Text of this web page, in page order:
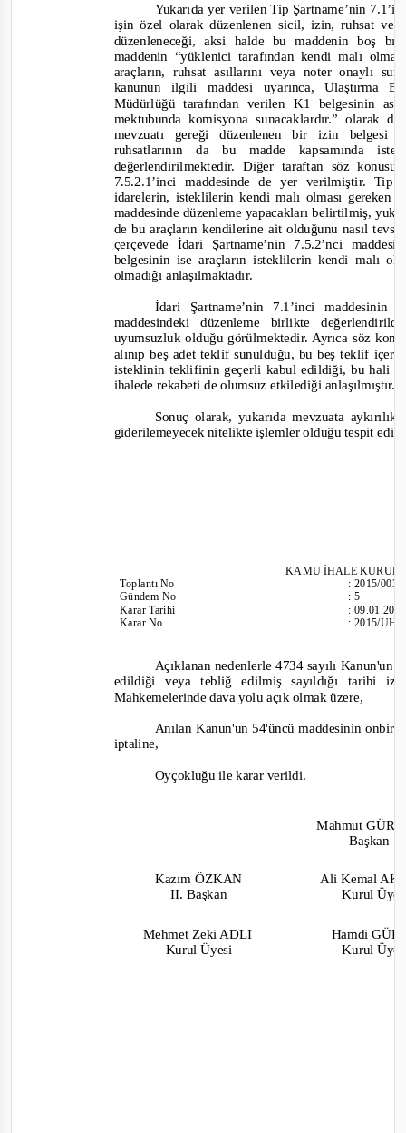
Yukarıda yer verilen Tip Şartname’nin
işin özel olarak düzenlenen sicil, izin, ruhsat ve
düzenleneceği, aksi halde bu maddenin boş
maddenin “yüklenici tarafından kendi malı
araçların, ruhsat asıllarını veya noter onaylı
kanunun ilgili maddesi uyarınca, Ulaştırma
Müdürlüğü tarafından verilen K1 belgesinin
mektubunda komisyona sunacaklardır.”olarak
mevzuatı gereği düzenlenen bir izin belgesi
ruhsatlarının da bu madde kapsamında
değerlendirilmektedir. Diğer taraftan söz konusu
7.5.2.1’inci maddesinde de yer verilmiştir.
idarelerin, isteklilerin kendi malı olması
maddesinde düzenleme yapacakları belirtilmiş,
de bu araçların kendilerine ait olduğunu nasıl
çerçevede İdari Şartname’nin 7.5.2’nci
belgesinin ise araçların isteklilerin kendi malı
olmadığı anlaşılmaktadır.
İdari Şartname’nin 7.1’inci
maddesindeki düzenleme birlikte
uyumsuzluk olduğu görülmektedir. Ayrıca söz
alınıp beş adet teklif sunulduğu, bu beş teklif
isteklinin teklifinin geçerli kabul edildiği, bu hali
ihalede rekabeti deolumsuz etkilediği anlaşılmıştır.
Sonuç olarak, yukarıda mevzuata
giderilemeyecek nitelikte işlemler olduğu tespit
KAMU İHALE
ToplantıNo
Gündem No
Karar Tarihi
Karar No
:2015/003
:5
:
:2015/
Açıklanan nedenlerle 4734 sayılı
edildiği veya tebliğ edilmiş sayıldığı tarihi
Mahkemelerinde dava yolu açık olmak üzere,
Anılan Kanun'un 54'üncü maddesinin
iptaline,
Oyçokluğu ile karar verildi.
Mahmut
Başkan
Kazım ÖZKAN
II. Başkan
Ali Kemal
Kurul
Mehmet Zeki ADLI
Hamdi
Kurul
Kurul Üyesi